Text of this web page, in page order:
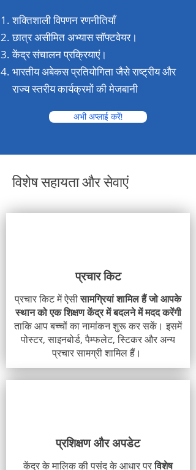
शक्तिशाली विपणन रणनीतियाँ
छात्र असीमित अभ्यास सॉफ्टवेयर।
केंद्र संचालन प्रक्रियाएं।
भारतीय अबेकस प्रतियोगिता जैसे राष्ट्रीय और
राज्य स्तरीय कार्यक्रमों की मेजबानी
अभी अप्लाई करें!
विशेष सहायता और सेवाएं
प्रचार किट
प्रचार किट में ऐसीसामग्रियां शामिल हैं जो आपके
स्थान को एक शिक्षण केंद्र में बदलने में मदद करेंगी
ताकि आप बच्चों का नामांकन शुरू कर सकें। इसमें
पोस्टर, साइनबोर्ड, पैम्फलेट, स्टिकर और अन्य
प्रचार सामग्री शामिल हैं।
प्रशिक्षण और अपडेट
केंद्र के मालिक की पसंद के आधार परविशेष